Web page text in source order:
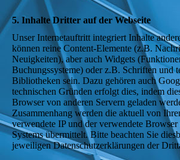
5. Inhalte Dritter auf der Webseite
Unser Internetauftritt integriert Inhalte
können reine Content-Elemente (z.B.
Neuigkeiten), aber auch Widgets
Buchungssysteme) oder z.B. Schriften und
Bibliotheken sein. Dazu gehören auch
technischen Gründen erfolgt dies, indem
Browser von anderen Servern geladen
Zusammenhang werden die aktuell von
verwendete IP und der verwendete Browser
Systems übermittelt. Bitte beachten Sie
jeweiligen Datenschutzerklärungen der